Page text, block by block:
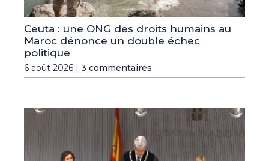
Ceuta : une ONG des droits humains au
Maroc dénonce un double échec
politique
6 août 2026 | 3 commentaires